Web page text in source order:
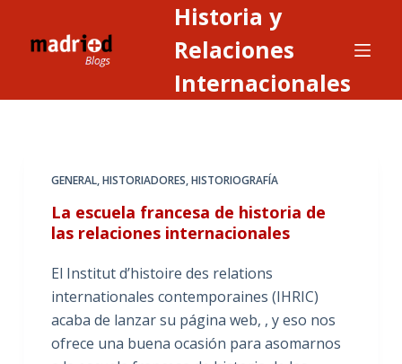
Historia y
Relaciones
Internacionales
GENERAL,HISTORIADORES,HISTORIOGRAFÍA
La escuela francesa de historia de
las relaciones internacionales
El Institut d’histoire des relations
internationales contemporaines (IHRIC)
acaba de lanzar su página web, , y eso nos
ofrece una buena ocasión para asomarnos